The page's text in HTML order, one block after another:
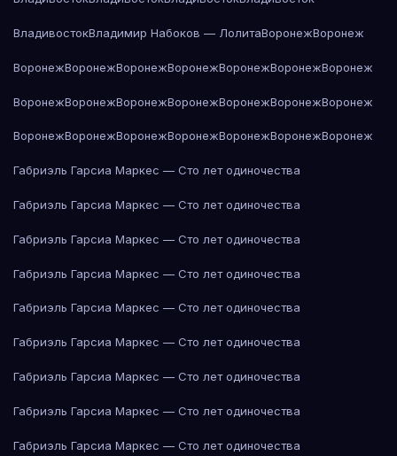
ВладивостокВладимир Набоков — ЛолитаВоронежВоронеж
ВоронежВоронежВоронежВоронежВоронежВоронежВоронеж
ВоронежВоронежВоронежВоронежВоронежВоронежВоронеж
ВоронежВоронежВоронежВоронежВоронежВоронежВоронеж
Габриэль Гарсиа Маркес — Сто лет одиночества
Габриэль Гарсиа Маркес — Сто лет одиночества
Габриэль Гарсиа Маркес — Сто лет одиночества
Габриэль Гарсиа Маркес — Сто лет одиночества
Габриэль Гарсиа Маркес — Сто лет одиночества
Габриэль Гарсиа Маркес — Сто лет одиночества
Габриэль Гарсиа Маркес — Сто лет одиночества
Габриэль Гарсиа Маркес — Сто лет одиночества
Габриэль Гарсиа Маркес — Сто лет одиночества